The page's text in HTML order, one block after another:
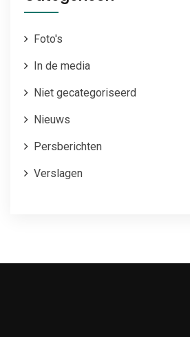
Foto's
In de media
Niet gecategoriseerd
Nieuws
Persberichten
Verslagen